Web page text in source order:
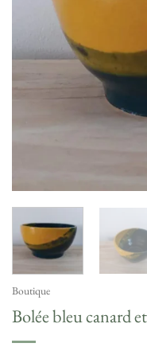
Boutique
Bolée bleu canard